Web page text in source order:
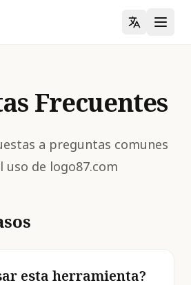
Frecuentes
a preguntas comunes
uso de logo87.com
esta herramienta?